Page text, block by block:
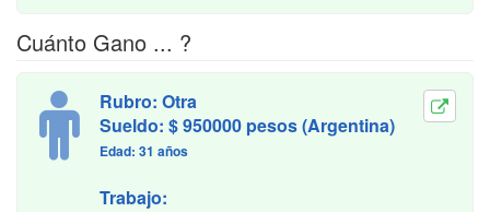
Cuánto Gano ... ?
Rubro: Otra
Sueldo: $ 950000 pesos (Argentina)
Edad: 31 años
Trabajo: